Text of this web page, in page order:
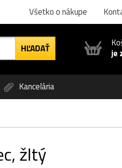
Všetko o nákupe
je
Kancelária
žltý